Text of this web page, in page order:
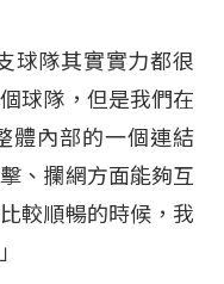
球隊其實實力都很
球隊，但是我們在
體內部的一個連結
、攔網方面能夠互
較順暢的時候，我